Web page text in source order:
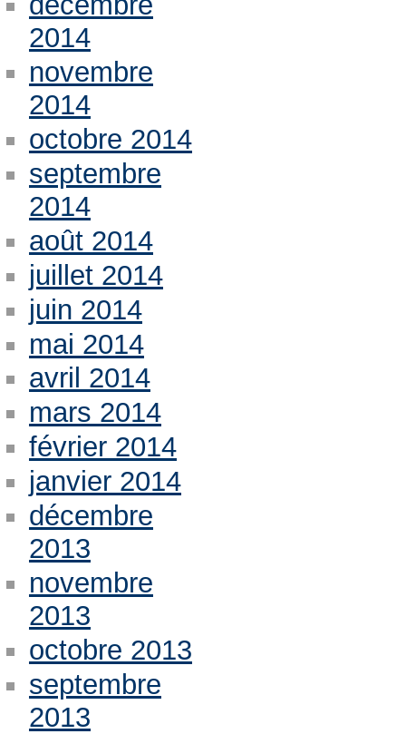
2014
novembre
2014
octobre 2014
septembre
2014
août 2014
juillet 2014
juin 2014
mai 2014
avril 2014
mars 2014
février 2014
janvier 2014
décembre
2013
novembre
2013
octobre 2013
septembre
2013